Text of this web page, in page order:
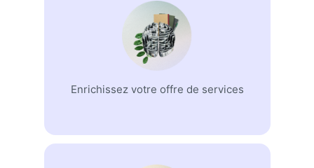
Enrichissez votre offre de services